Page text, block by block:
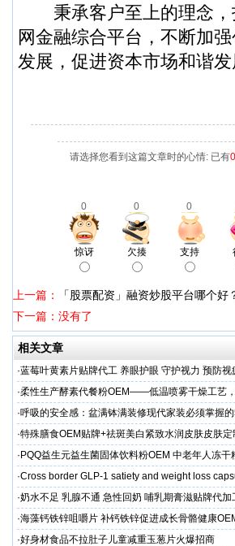
秉承客户至上的理念，
网金融综合平台，不断加
发展，促进资本市场和谐发
请选择您看到这篇文章时的心情: 已有0
0 0 0
惊讶 欠揍 支持
上一篇：
「股票配资」融资炒股平台哪个
下一篇：没有了
相关文章
·蓝莓叶黄素片贴牌代工 养眼护眼 守护视力 预防视
头直供
·柔性生产酵素代餐粉OEM——低温喷雾干燥工艺
C保留率≥95%
·呼吸的安全感：盆满钵满装修现代家装必须掌握
保准则
·特殊膳食OEM贴牌+祛斑美白紧致水润皮肤皮肤定
工厂家
· PQQ益生元益生菌固体饮料粉OEM 中老年人冻干
粉贴牌代加工
·Cross border GLP-1 satiety and weight loss
·奶水不足 乳腺不通 急性回奶 哺乳期膏滋贴牌代加
·海藻钙铁锌咀嚼片 补钙铁锌促进成长骨骼健康
加工
·好身材食品不拉肚子儿童减重玉葱片火爆招商